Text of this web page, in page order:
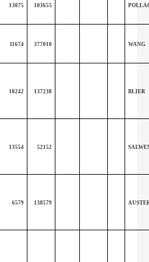
13075 103655
11674 377010 WANG
10242 137238 BLIER
13554 52152
6579 138579